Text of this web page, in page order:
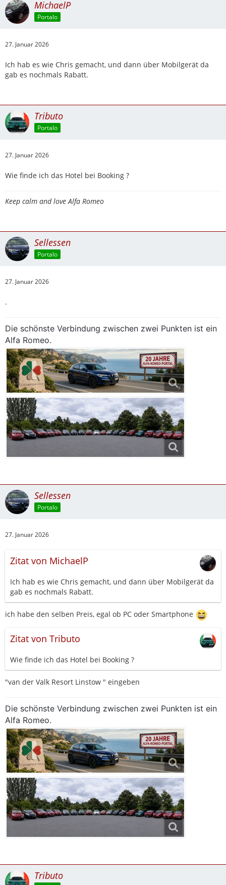
MichaelP
Portalo
27. Januar 2026
Ich hab es wie Chris gemacht, und dann über Mobilgerät da
gab es nochmals Rabatt.
Tributo
Portalo
27. Januar 2026
Wie finde ich das Hotel bei Booking ?
Keep calm and love Alfa Romeo
Sellessen
Portalo
27. Januar 2026
.
Die schönste Verbindung zwischen zwei Punkten ist ein
Alfa Romeo.
Sellessen
Portalo
27. Januar 2026
Zitat von MichaelP
Ich hab es wie Chris gemacht, und dann über Mobilgerät da
gab es nochmals Rabatt.
ich habe den selben Preis, egal ob PC oder Smartphone
Zitat von Tributo
Wie finde ich das Hotel bei Booking ?
"van der Valk Resort Linstow " eingeben
Die schönste Verbindung zwischen zwei Punkten ist ein
Alfa Romeo.
Tributo